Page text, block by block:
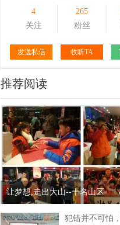
4
关注
265
粉丝
发送私信 收听TA
推荐阅读
让梦想,走出大山--十名山区
犯错并不可怕